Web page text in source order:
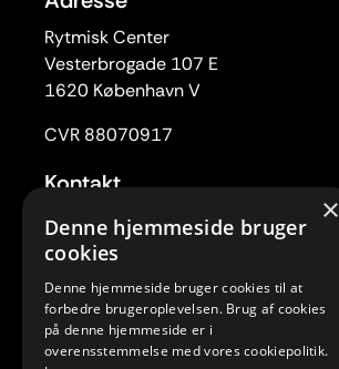
Rytmisk Center
Vesterbrogade 107 E
1620 København V
CVR 88070917
Kontakt
Tlf. 33 22 59 84
Mail:rc@rytmiskcenter.dk
Kontorets åbningstider
Mandag-torsdag kl. 10.00-15.00
Fredag lukket
×
Denne hjemmeside bruger
cookies
Denne hjemmeside bruger cookies til at
forbedre brugeroplevelsen. Brug af cookies
på denne hjemmeside er i
overensstemmelse med vores cookiepolitik.